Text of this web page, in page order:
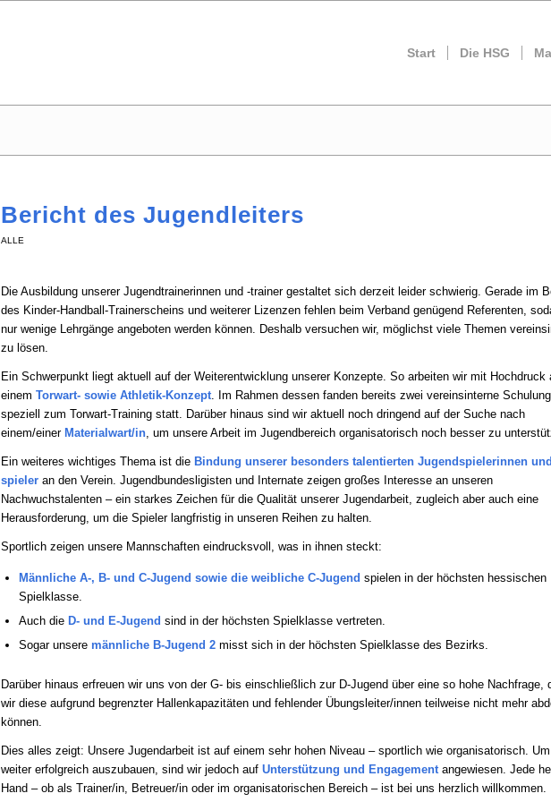
Start Die HSG
Bericht des Jugendleiters
ALLE
Die Ausbildung unserer Jugendtrainerinnen und -trainer gestaltet sich derzeit leider schwierig. Gerade im
des Kinder-Handball-Trainerscheins und weiterer Lizenzen fehlen beim Verband genügend Referenten,
nur wenige Lehrgänge angeboten werden können. Deshalb versuchen wir, möglichst viele Themen
zu lösen.
Ein Schwerpunkt liegt aktuell auf der Weiterentwicklung unserer Konzepte. So arbeiten wir mit Hochdruck
einem Torwart- sowie Athletik-Konzept. Im Rahmen dessen fanden bereits zwei vereinsinterne
speziell zum Torwart-Training statt. Darüber hinaus sind wir aktuell noch dringend auf der Suche nach
einem/einer Materialwart/in, um unsere Arbeit im Jugendbereich organisatorisch noch besser zu
Ein weiteres wichtiges Thema ist die Bindung unserer besonders talentierten Jugendspielerinnen
spieler an den Verein. Jugendbundesligisten und Internate zeigen großes Interesse an unseren
Nachwuchstalenten – ein starkes Zeichen für die Qualität unserer Jugendarbeit, zugleich aber auch eine
Herausforderung, um die Spieler langfristig in unseren Reihen zu halten.
Sportlich zeigen unsere Mannschaften eindrucksvoll, was in ihnen steckt:
Männliche A-, B- und C-Jugend sowie die weibliche C-Jugend spielen in der höchsten hessischen
Spielklasse.
Auch die D- und E-Jugend sind in der höchsten Spielklasse vertreten.
Sogar unsere männliche B-Jugend 2 misst sich in der höchsten Spielklasse des Bezirks.
Darüber hinaus erfreuen wir uns von der G- bis einschließlich zur D-Jugend über eine so hohe Nachfrage,
wir diese aufgrund begrenzter Hallenkapazitäten und fehlender Übungsleiter/innen teilweise nicht mehr
können.
Dies alles zeigt: Unsere Jugendarbeit ist auf einem sehr hohen Niveau – sportlich wie organisatorisch.
weiter erfolgreich auszubauen, sind wir jedoch auf Unterstützung und Engagementangewiesen. Jede
Hand – ob als Trainer/in, Betreuer/in oder im organisatorischen Bereich – ist bei uns herzlich willkommen.